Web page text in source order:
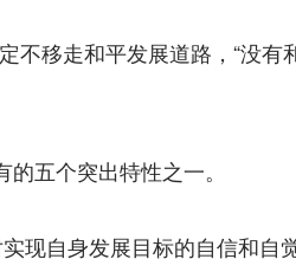
移走和平发展道路，“没有
五个突出特性之一。
现自身发展目标的自信和自